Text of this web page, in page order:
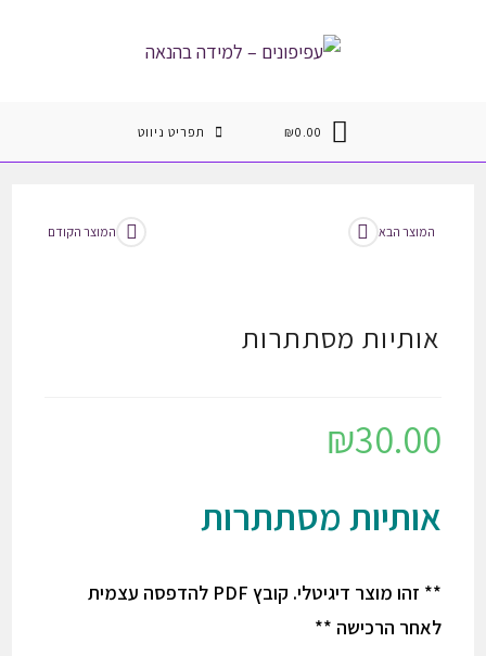
₪0.00 תפריט ניווט
המוצר הקודם המוצר הבא
אותיות מסתתרות
₪30.00
אותיות מסתתרות
** זהו מוצר דיגיטלי. קובץ PDF להדפסה עצמית
לאחר הרכישה **